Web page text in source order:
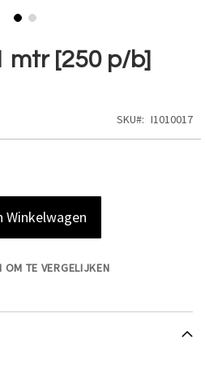
mtr [250 p/b]
SKU I1010017
Winkelwagen
OM TE VERGELIJKEN